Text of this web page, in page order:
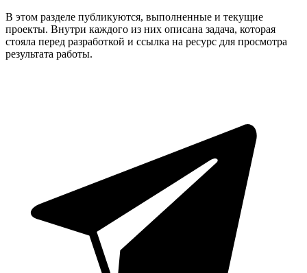
В этом разделе публикуются, выполненные и текущие
проекты. Внутри каждого из них описана задача, которая
стояла перед разработкой и ссылка на ресурс для просмотра
результата работы.